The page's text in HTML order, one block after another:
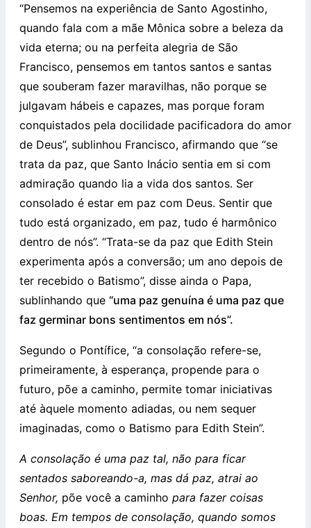
“Pensemos na experiência de Santo Agostinho,
quando fala com a mãe Mônica sobre a beleza da
vida eterna; ou na perfeita alegria de São
Francisco, pensemos em tantos santos e santas
que souberam fazer maravilhas, não porque se
julgavam hábeis e capazes, mas porque foram
conquistados pela docilidade pacificadora do amor
de Deus”, sublinhou Francisco, afirmando que “se
trata da paz, que Santo Inácio sentia em si com
admiração quando lia a vida dos santos. Ser
consolado é estar em paz com Deus. Sentir que
tudo está organizado, em paz, tudo é harmônico
dentro de nós”. “Trata-se da paz que Edith Stein
experimenta após a conversão; um ano depois de
ter recebido o Batismo”, disse ainda o Papa,
sublinhando que “uma paz genuína é uma paz que
faz germinar bons sentimentos em nós”.
Segundo o Pontífice, “a consolação refere-se,
primeiramente, à esperança, propende para o
futuro, põe a caminho, permite tomar iniciativas
até àquele momento adiadas, ou nem sequer
imaginadas, como o Batismo para Edith Stein”.
A consolação é uma paz tal, não para ficar
sentados saboreando-a, mas dá paz, atrai ao
Senhor, põe você a caminho para fazer coisas
boas. Em tempos de consolação, quando somos